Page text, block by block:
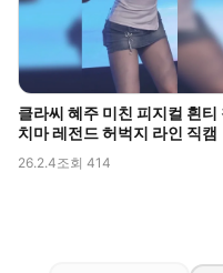
클라씨 혜주 미친 피지컬 흰티
치마 레전드 허벅지 라인 직캠
26.2.4조회 414